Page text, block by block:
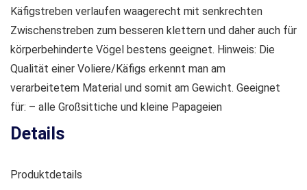
Käfigstreben verlaufen waagerecht mit senkrechten
Zwischenstreben zum besseren klettern und daher auch für
körperbehinderte Vögel bestens geeignet. Hinweis: Die
Qualität einer Voliere/Käfigs erkennt man am
verarbeitetem Material und somit am Gewicht. Geeignet
für: – alle Großsittiche und kleine Papageien
Details
Produktdetails